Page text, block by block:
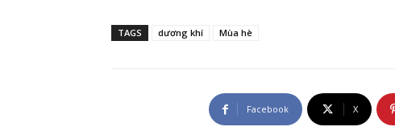
TAGS dương khí Mùa hè
Facebook X